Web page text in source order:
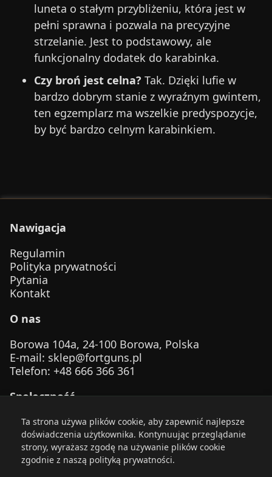
luneta o stałym przybliżeniu, która jest w
pełni sprawna i pozwala na precyzyjne
strzelanie. Jest to podstawowy, ale
funkcjonalny dodatek do karabinka.
Czy broń jest celna? Tak. Dzięki lufie w
bardzo dobrym stanie z wyraźnym gwintem,
ten egzemplarz ma wszelkie predyspozycje,
by być bardzo celnym karabinkiem.
Nawigacja
Regulamin
Polityka prywatności
Pytania
Kontakt
O nas
Borowa 104a, 24-100 Borowa, Polska
E-mail: sklep@fortguns.pl
Telefon: +48 666 366 361
Społeczność
Ta strona używa plików cookie, aby zapewnić najlepsze
doświadczenia użytkownika. Kontynuując przeglądanie
strony, wyrażasz zgodę na używanie plików cookie
zgodnie z naszą polityką prywatności.